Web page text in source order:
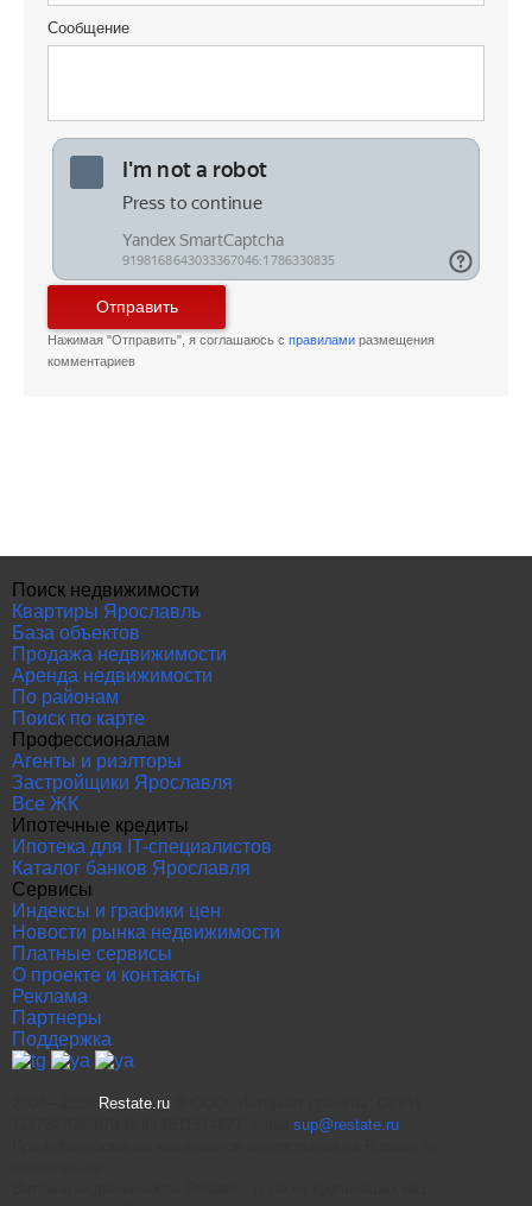
Сообщение
Отправить
Нажимая "Отправить", я соглашаюсь с правилами размещения
комментариев
Поиск недвижимости
Квартиры Ярославль
База объектов
Продажа недвижимости
Аренда недвижимости
По районам
Поиск по карте
Профессионалам
Агенты и риэлторы
Застройщики Ярославля
Все ЖК
Ипотечные кредиты
Ипотека для IT-специалистов
Каталог банков Ярославля
Сервисы
Индексы и графики цен
Новости рынка недвижимости
Платные сервисы
О проекте и контакты
Реклама
Партнеры
Поддержка
Restate.ru
sup@restate.ru